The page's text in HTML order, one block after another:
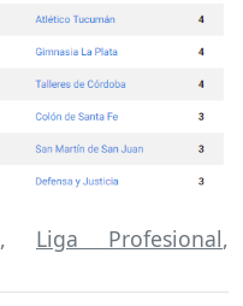
, Liga Profesional,